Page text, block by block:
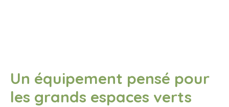
Un équipement pensé pour
les grands espaces verts